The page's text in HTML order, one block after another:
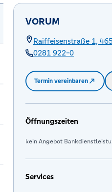
VORUM
Raiffeisenstraße 1,
0281 922-0
Termin vereinbaren
Öffnungszeiten
kein Angebot
Services